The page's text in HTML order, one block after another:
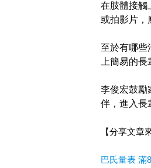
在肢體接觸
或拍影片，
至於有哪些
上簡易的
李俊宏鼓勵
伴，進入長
【分享文章
巴氏量表 滿